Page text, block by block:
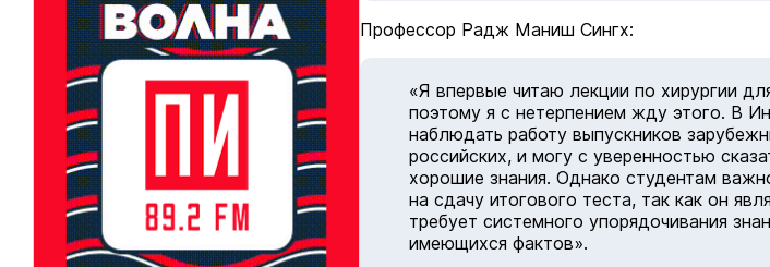
Профессор Радж Маниш Сингх:
«Я впервые читаю лекции по хирургии
поэтому я с нетерпением жду этого. В
наблюдать работу выпускников
российских, и могу с уверенностью
хорошие знания. Однако студентам
на сдачу итогового теста, так как он
требует системного упорядочивания
имеющихся фактов».